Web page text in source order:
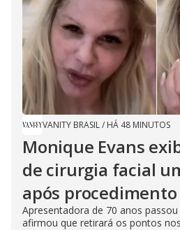
VANITY BRASIL/ HÁ 48 MINUTOS
Monique Evans
de cirurgia facial
após procedimento
Apresentadora de 70 anos
afirmou que retirará os pontos